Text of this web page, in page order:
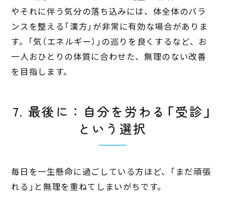
やそれに伴う気分の落ち込みには、体全体のバラ
ンスを整える「漢方」が非常に有効な場合がありま
す。「気（エネルギー）」の巡りを良くするなど、お
一人おひとりの体質に合わせた、無理のない改善
を目指します。
7. 最後に：自分を労わる「受診」
という選択
毎日を一生懸命に過ごしている方ほど、「まだ頑張
れる」と無理を重ねてしまいがちです。